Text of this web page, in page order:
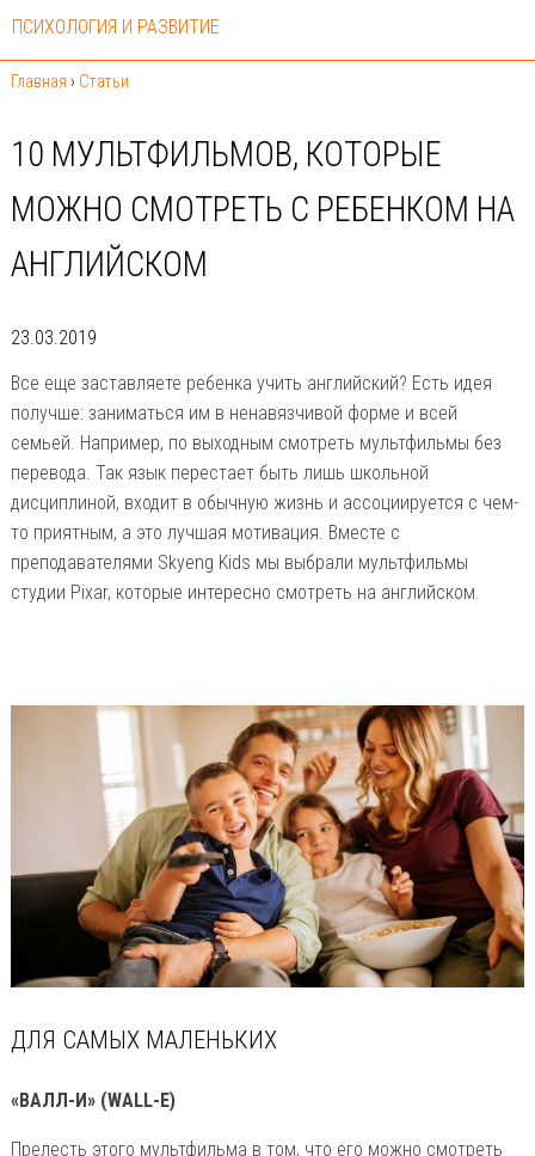
ПСИХОЛОГИЯ И РАЗВИТИЕ
Главная › Статьи
10 МУЛЬТФИЛЬМОВ, КОТОРЫЕ
МОЖНО СМОТРЕТЬ С РЕБЕНКОМ НА
АНГЛИЙСКОМ
23.03.2019
Все еще заставляете ребенка учить английский? Есть идея
получше: заниматься им в ненавязчивой форме и всей
семьей. Например, по выходным смотреть мультфильмы без
перевода. Так язык перестает быть лишь школьной
дисциплиной, входит в обычную жизнь и ассоциируется с чем-
то приятным, а это лучшая мотивация. Вместе с
преподавателями Skуеng Kids мы выбрали мультфильмы
студии Pixar, которые интересно смотреть на английском.
ДЛЯ САМЫХ МАЛЕНЬКИХ
«ВАЛЛ-И» (WALL-E)
Прелесть этого мультфильма в том, что его можно смотреть